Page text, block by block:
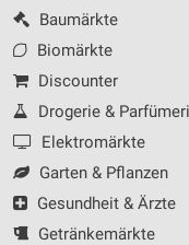
Baumärkte
Biomärkte
Discounter
Drogerie &
Elektromärkte
Garten & Pflanzen
Gesundheit & Ärzte
Getränkemärkte